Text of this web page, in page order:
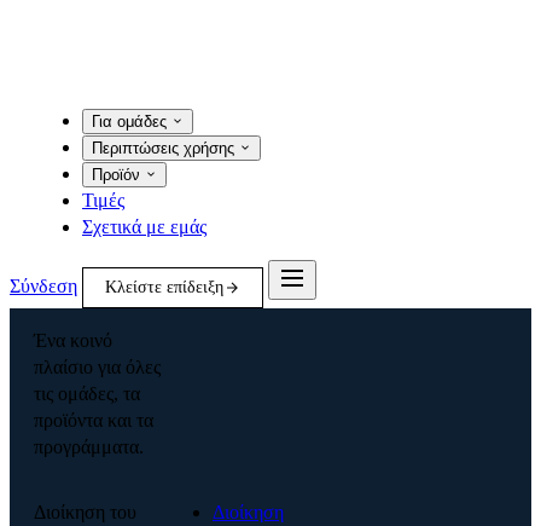
Για ομάδες
Περιπτώσεις χρήσης
Προϊόν
Τιμές
Σχετικά με εμάς
Σύνδεση Κλείστε επίδειξη
Ένα κοινό
πλαίσιο για όλες
τις ομάδες, τα
προϊόντα και τα
προγράμματα.
Διοίκηση του
Διοίκηση